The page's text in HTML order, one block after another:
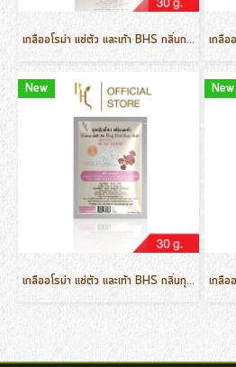
เกลืออโรม่า แช่ตัว และเท้า BHS กลิ่นกระดังงา ขนาด 30 g.
New
เกลืออโรม่า แช่ตัว และเท้า BHS กลิ่นกุหลาบ ขนาด 30 g.
New